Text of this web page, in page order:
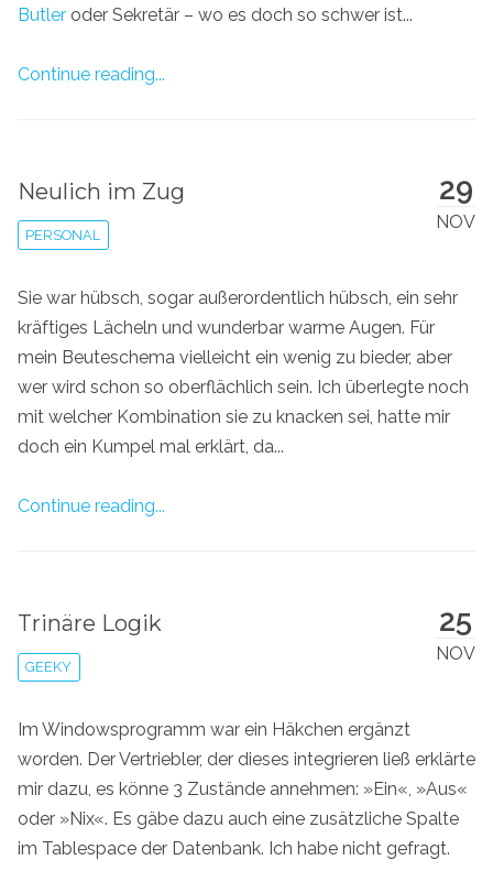
Butler oder Sekretär – wo es doch so schwer ist...
Continue reading...
29
NOV
Neulich im Zug
PERSONAL
Sie war hübsch, sogar außerordentlich hübsch, ein sehr
kräftiges Lächeln und wunderbar warme Augen. Für
mein Beuteschema vielleicht ein wenig zu bieder, aber
wer wird schon so oberflächlich sein. Ich überlegte noch
mit welcher Kombination sie zu knacken sei, hatte mir
doch ein Kumpel mal erklärt, da...
Continue reading...
25
NOV
Trinäre Logik
GEEKY
Im Windowsprogramm war ein Häkchen ergänzt
worden. Der Vertriebler, der dieses integrieren ließ erklärte
mir dazu, es könne 3 Zustände annehmen: »Ein«, »Aus«
oder »Nix«. Es gäbe dazu auch eine zusätzliche Spalte
im Tablespace der Datenbank. Ich habe nicht gefragt.